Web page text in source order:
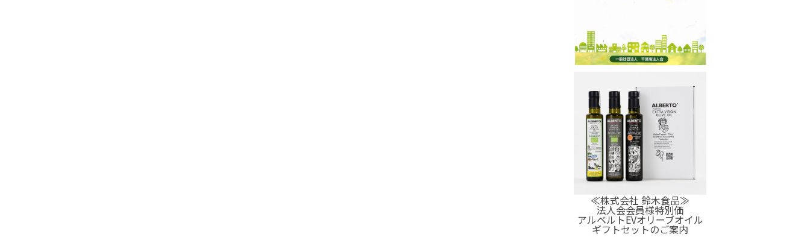
≪株式会社 鈴木食品≫
法人会会員様特別価
アルベルトEVオリーブオイル
ギフトセットのご案内